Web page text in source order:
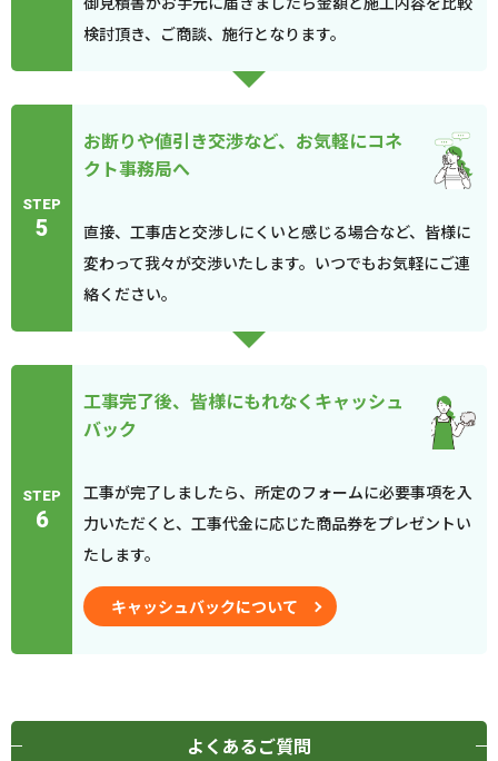
検討頂き、ご商談、施行となります。
STEP
5
お断りや値引き交渉など、お気軽にコネ
クト事務局へ
直接、工事店と交渉しにくいと感じる場合など、皆様に
変わって我々が交渉いたします。いつでもお気軽にご連
絡ください。
STEP
6
工事完了後、皆様にもれなくキャッシュ
バック
工事が完了しましたら、所定のフォームに必要事項を入
力いただくと、工事代金に応じた商品券をプレゼントい
たします。
キャッシュバックについて
よくあるご質問